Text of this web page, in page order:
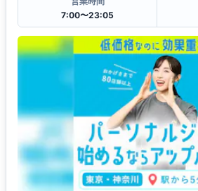
7:00〜23:05